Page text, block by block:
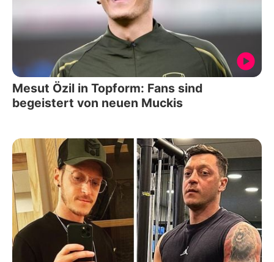
Mesut Özil in Topform: Fans sind
begeistert von neuen Muckis